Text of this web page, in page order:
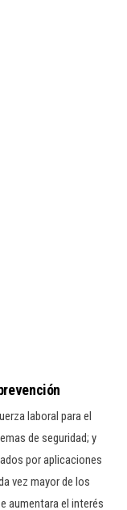
laboral para el
de seguridad; y
por aplicaciones
vez mayor de los
aumentara el interés